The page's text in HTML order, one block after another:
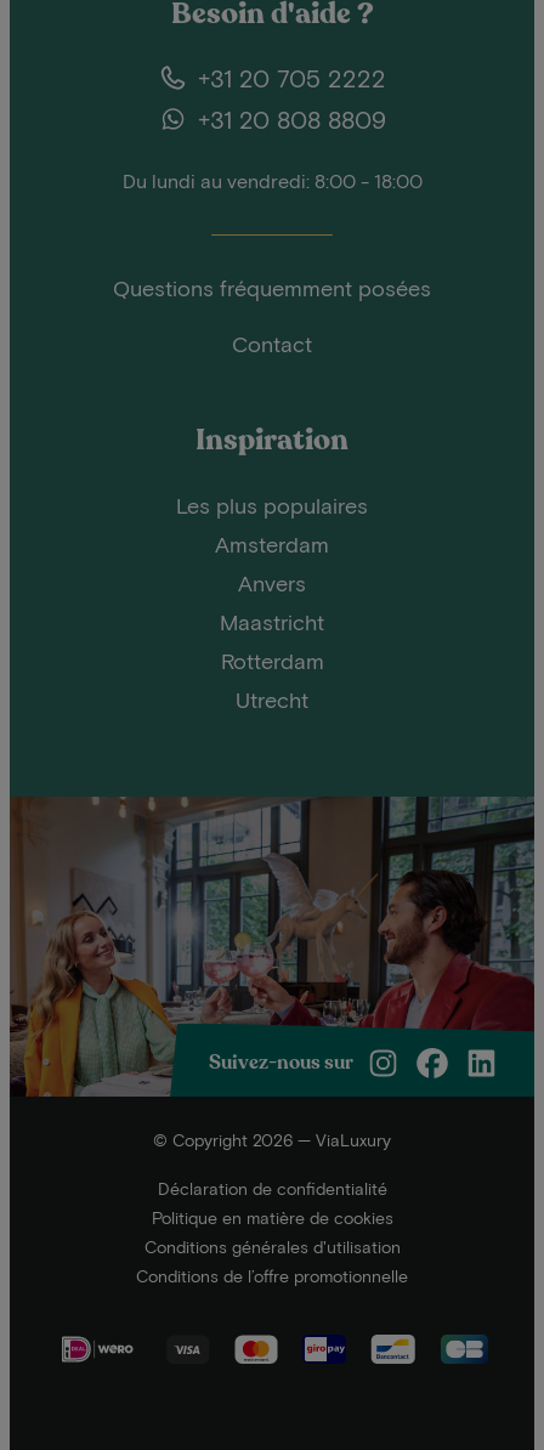
Besoin d'aide ?
+31 20 705 2222
+31 20 808 8809
Du lundi au vendredi: 8:00 - 18:00
Questions fréquemment posées
Contact
Inspiration
Les plus populaires
Amsterdam
Anvers
Maastricht
Rotterdam
Utrecht
Suivez-nous sur
© Copyright 2026 — ViaLuxury
Déclaration de confidentialité
Politique en matière de cookies
Conditions générales d'utilisation
Conditions de l’offre promotionnelle